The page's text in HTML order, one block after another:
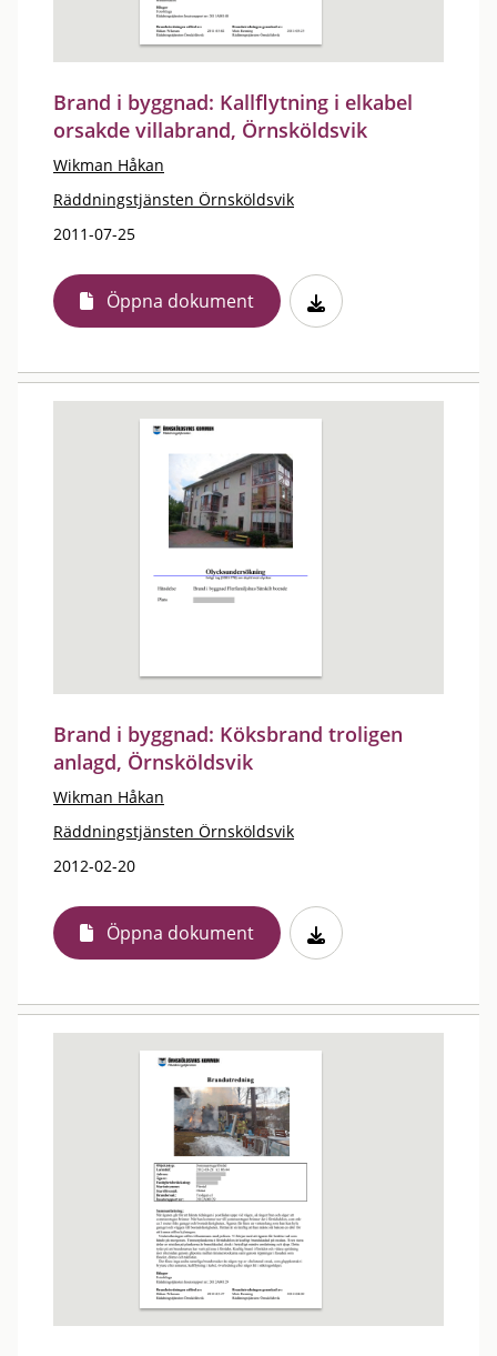
Brand i byggnad: Kallflytning i elkabel
orsakde villabrand, Örnsköldsvik
Wikman Håkan
Räddningstjänsten Örnsköldsvik
2011-07-25
Öppna dokument
Brand i byggnad: Köksbrand troligen
anlagd, Örnsköldsvik
Wikman Håkan
Räddningstjänsten Örnsköldsvik
2012-02-20
Öppna dokument